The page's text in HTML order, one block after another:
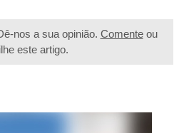
nos a sua opinião. Comenteou
este artigo.